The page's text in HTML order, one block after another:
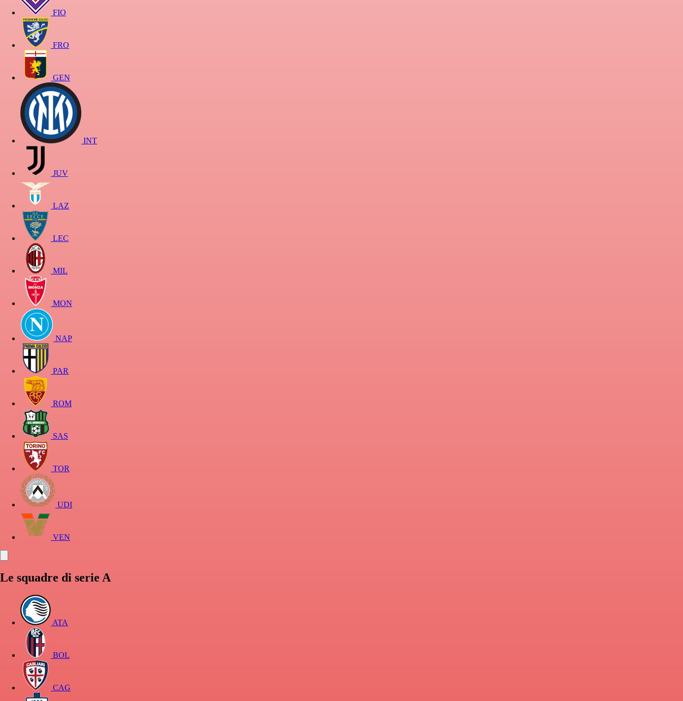
FIO
FRO
GEN
INT
JUV
LAZ
LEC
MIL
MON
NAP
PAR
ROM
SAS
TOR
UDI
VEN
Le squadre di serie A
ATA
BOL
CAG